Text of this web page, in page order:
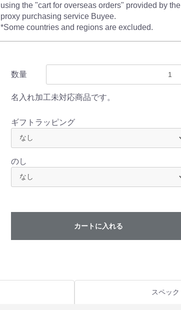
using the "cart for overseas orders" provided by the
proxy purchasing service Buyee.
*Some countries and regions are excluded.
数量
名入れ加工未対応商品です。
ギフトラッピング
のし
カートに入れる
スペック